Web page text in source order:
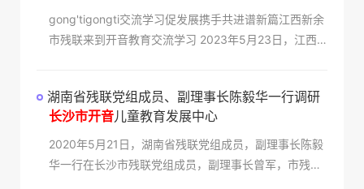
gong'tigongti交流学习促发展携手共进谱新篇江西新余
市残联来到开音教育交流学习 2023年5月23日，江西
湖南省残联党组成员、副理事长陈毅华一行调研
长沙市开音儿童教育发展中心
2020年5月21日，湖南省残联党组成员，副理事长陈毅
华一行在长沙市残联党组成员，副理事长曾军，市残联